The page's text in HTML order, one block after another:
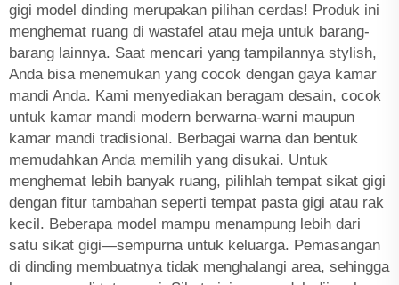
gigi model dinding merupakan pilihan cerdas! Produk ini
menghemat ruang di wastafel atau meja untuk barang-
barang lainnya. Saat mencari yang tampilannya stylish,
Anda bisa menemukan yang cocok dengan gaya kamar
mandi Anda. Kami menyediakan beragam desain, cocok
untuk kamar mandi modern berwarna-warni maupun
kamar mandi tradisional. Berbagai warna dan bentuk
memudahkan Anda memilih yang disukai. Untuk
menghemat lebih banyak ruang, pilihlah tempat sikat gigi
dengan fitur tambahan seperti tempat pasta gigi atau rak
kecil. Beberapa model mampu menampung lebih dari
satu sikat gigi—sempurna untuk keluarga. Pemasangan
di dinding membuatnya tidak menghalangi area, sehingga